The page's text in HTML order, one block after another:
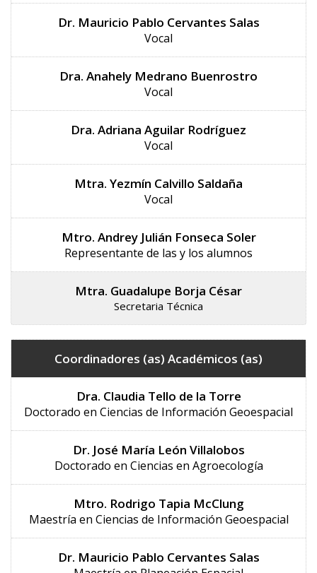
Dr. Mauricio Pablo Cervantes Salas
Vocal
Dra. Anahely Medrano Buenrostro
Vocal
Dra. Adriana Aguilar Rodríguez
Vocal
Mtra. Yezmín Calvillo Saldaña
Vocal
Mtro. Andrey Julián Fonseca Soler
Representante de las y los alumnos
Mtra. Guadalupe Borja César
Secretaria Técnica
Coordinadores (as) Académicos (as)
Dra. Claudia Tello de la Torre
Doctorado en Ciencias de Información Geoespacial
Dr. José María León Villalobos
Doctorado en Ciencias en Agroecología
Mtro. Rodrigo Tapia McClung
Maestría en Ciencias de Información Geoespacial
Dr. Mauricio Pablo Cervantes Salas